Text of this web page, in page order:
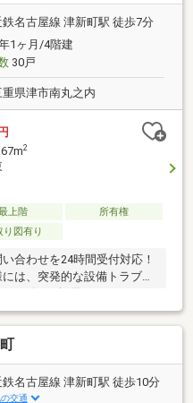
鉄名古屋線 津新町駅 徒歩7分
1ヶ月/4階建
30戸
重県津市南丸之内
2
上階
所有権
り図有り
わせを24時間受付対応！
、突発的な設備トラブル
ービスを提供しておりま
ンター対応！30分以内の一
ます。※対象期間：物件引
者・対象設備・その他諸
鉄名古屋線 津新町駅 徒歩10分
交通